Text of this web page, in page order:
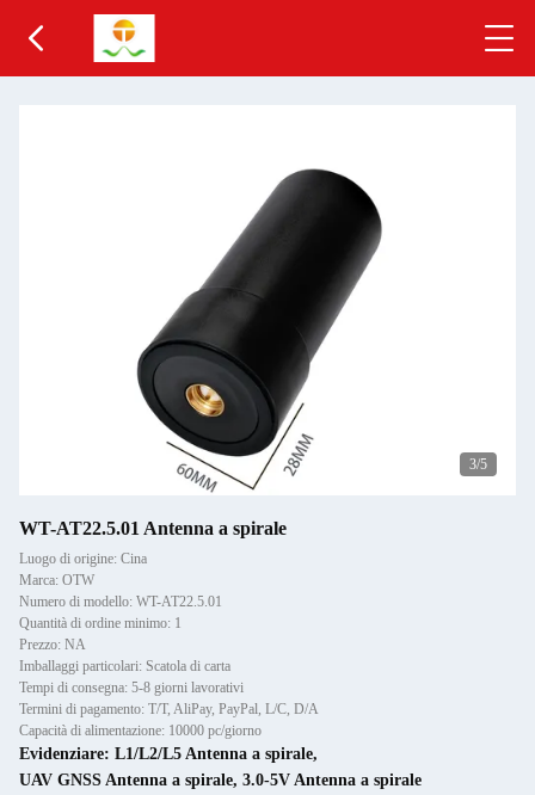
3/5
WT-AT22.5.01 Antenna a spirale
Luogo di origine: Cina
Marca: OTW
Numero di modello: WT-AT22.5.01
Quantità di ordine minimo: 1
Prezzo: NA
Imballaggi particolari: Scatola di carta
Tempi di consegna: 5-8 giorni lavorativi
Termini di pagamento: T/T, AliPay, PayPal, L/C, D/A
Capacità di alimentazione: 10000 pc/giorno
Evidenziare: L1/L2/L5 Antenna a spirale,
UAV GNSS Antenna a spirale, 3.0-5V Antenna a spirale